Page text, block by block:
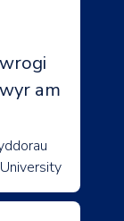
am